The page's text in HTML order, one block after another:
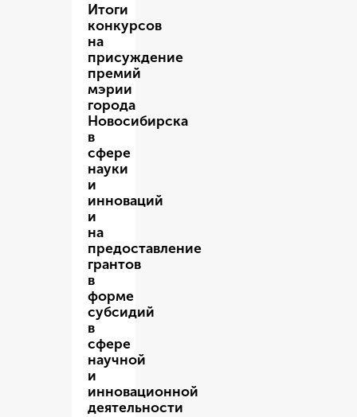
Итоги
конкурсов
на
присуждение
премий
мэрии
города
Новосибирска
в
сфере
науки
и
инноваций
и
на
предоставление
грантов
в
форме
субсидий
в
сфере
научной
и
инновационной
деятельности